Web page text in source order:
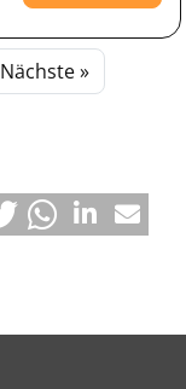
Nächste »